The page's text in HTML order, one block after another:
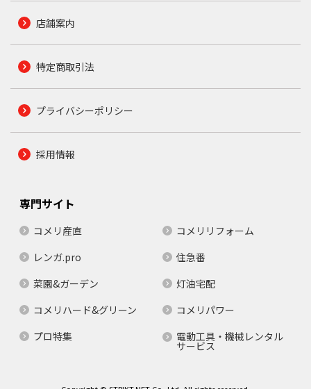
店舗案内
特定商取引法
プライバシーポリシー
採用情報
専門サイト
コメリ産直
コメリリフォーム
レンガ.pro
住急番
菜園&ガーデン
灯油宅配
コメリハード&グリーン
コメリパワー
プロ特集
電動工具・機械レンタル
サービス